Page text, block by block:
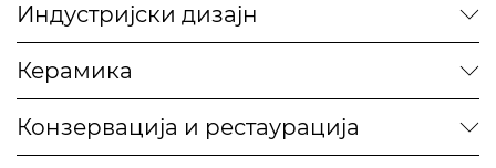
Индустријски дизајн
Керамика
Конзервација и рестаурација